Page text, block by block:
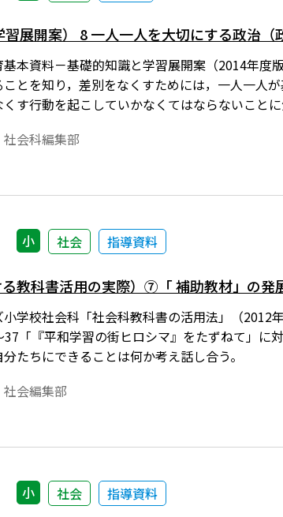
習展開案） 8 一人一人を大切にする政治（
基本資料－基礎的知識と学習展開案（2014年
とを知り，差別をなくすためには，一人一人
す行動を起こしていかなくてはならないことに
会科編集部
小 社会 指導資料
る教科書活用の実際）⑦「 補助教材」の発
小学校社会科「社会科教科書の活用法」（
37「『平和学習の街ヒロシマ』をたずねて」
たちにできることは何か考え話し合う。
会編集部
小 社会 指導資料